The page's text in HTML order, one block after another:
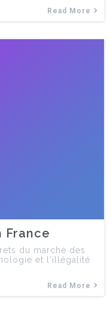
Read More
France
du marché des
et l'illégalité
Read More